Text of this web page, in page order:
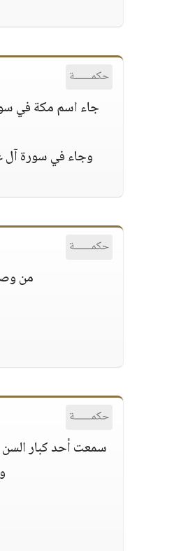
حكمــــــة
‏جاء اسم مكة في
‏وجاء في سورة آل
حكمــــــة
‏من
حكمــــــة
سمعت أحد كبار السن